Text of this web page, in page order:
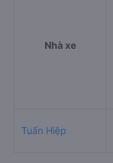
Nhà xe
Tuấn Hiệp